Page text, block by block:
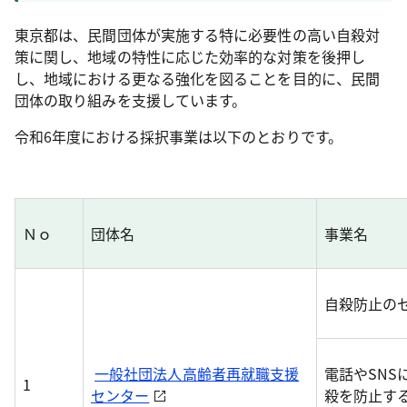
東京都は、民間団体が実施する特に必要性の高い自殺対
策に関し、地域の特性に応じた効率的な対策を後押し
し、地域における更なる強化を図ることを目的に、民間
団体の取り組みを支援しています。
令和6年度における採択事業は以下のとおりです。
Ｎｏ 団体名 事業名
1
一般社団法人高齢者再就職支援
センター
自殺防止の
電話やSNS
殺を防止す